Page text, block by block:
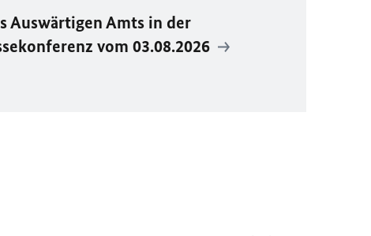
Auswärtigen Amts in der
vom 03.08.2026